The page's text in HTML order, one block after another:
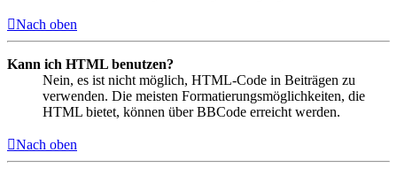
Nach oben
Kann ich HTML benutzen?
Nein, es ist nicht möglich, HTML-Code in Beiträgen zu
verwenden. Die meisten Formatierungsmöglichkeiten, die
HTML bietet, können über BBCode erreicht werden.
Nach oben